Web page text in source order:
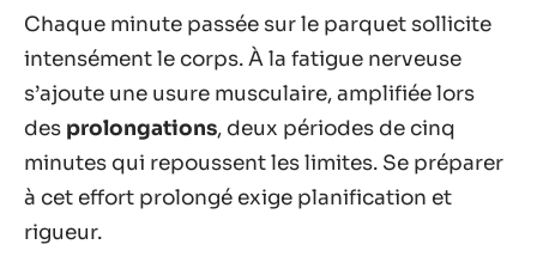
Chaque minute passée sur le parquet sollicite
intensément le corps. À la fatigue nerveuse
s’ajoute une usure musculaire, amplifiée lors
des prolongations, deux périodes de cinq
minutes qui repoussent les limites. Se préparer
à cet effort prolongé exige planification et
rigueur.